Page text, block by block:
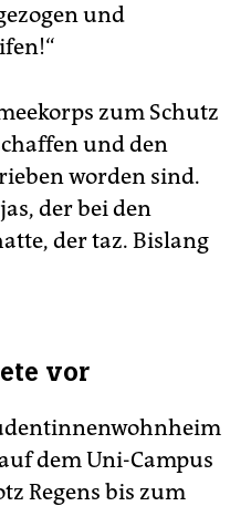
und
zum Schutz
und den
worden sind.
der bei den
der taz. Bislang
vor
dem Uni-Campus
Regens bis zum